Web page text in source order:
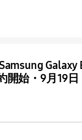
Galaxy
開始・9月19